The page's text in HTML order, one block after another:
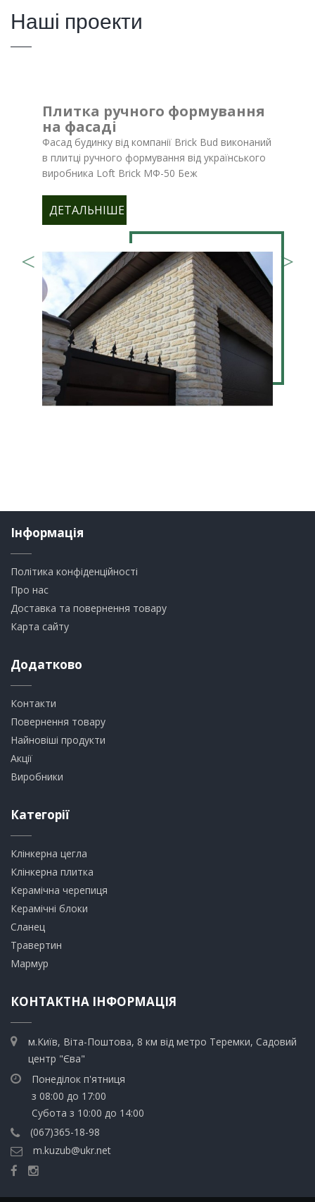
Наші проекти
Плитка ручного формування
на фасаді
Фасад будинку від компанії Brick Bud виконаний
в плитці ручного формування від українського
виробника Loft Brick МФ-50 Беж
ДЕТАЛЬНІШЕ
Інформація
Політика конфіденційності
Про нас
Доставка та повернення товару
Карта сайту
Додатково
Контакти
Повернення товару
Найновіші продукти
Акції
Виробники
Категорії
Клінкерна цегла
​Клінкерна плитка
​Керамічна черепиця
​Керамічні блоки
​Сланец
Травертин​
​Мармур
КОНТАКТНА ІНФОРМАЦІЯ
м.Київ, Віта-Поштова, 8 км від метро Теремки, Садовий
центр "Єва"
Понеділок п'ятниця
з 08:00 до 17:00
Субота з 10:00 до 14:00
(067)365-18-98
m.kuzub@ukr.net